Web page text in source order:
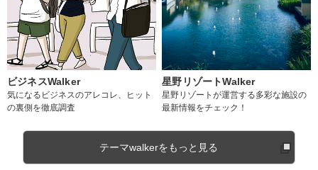
ビジネスWalker
気になるビジネスのアレコレ、ヒット
の裏側を徹底調査
星野リゾートWalker
星野リゾートが運営する多彩な施設の
最新情報をチェック！
テーマwalkerをもっと見る